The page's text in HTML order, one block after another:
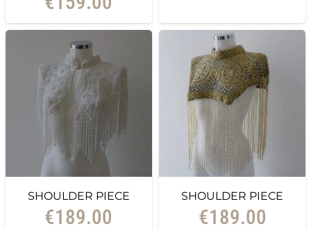
SHOULDER PIECE
€189.00
SHOULDER PIECE
€189.00